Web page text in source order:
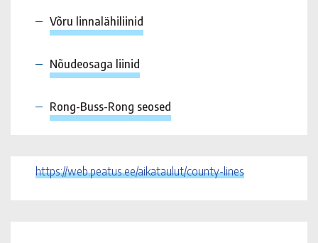
Võru linnalähiliinid
Nõudeosaga liinid
Rong-Buss-Rong seosed
https://web.peatus.ee/aikataulut/county-lines